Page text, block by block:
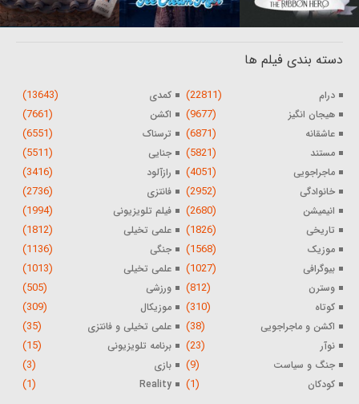
دسته بندی فیلم ها
درام (22811) کمدی (13643)
هیجان انگیز (9677) اکشن (7661)
عاشقانه (6871) ترسناک (6551)
مستند (5821) جنایی (5511)
ماجراجویی (4051) رازآلود (3416)
خانوادگی (2952) فانتزی (2736)
انیمیشن (2680) فیلم تلویزیونی (1994)
تاریخی (1826) علمی تخیلی (1812)
موزیک (1568) جنگی (1136)
بیوگرافی (1027) علمی تخیلی (1013)
وسترن (812) ورزشی (505)
کوتاه (310) موزیکال (309)
اکشن و ماجراجویی (38) علمی تخیلی و فانتزی (35)
نوآر (23) برنامه تلویزیونی (15)
جنگ و سیاست (9) بازی (3)
کودکان (1)
Reality
(1)